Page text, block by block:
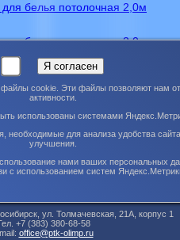
ул. Толмачевская, 21А, корпус 1
+7 (383) 380-68-58
office@ptk-olimp.ru
cookie. Эти файлы позволяют нам
активности.
использованы системами
для анализа удобства
улучшения.
нами ваших персональных
с использованием систем